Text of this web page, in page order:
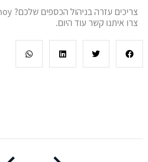
צרו איתנו קשר עוד היום.